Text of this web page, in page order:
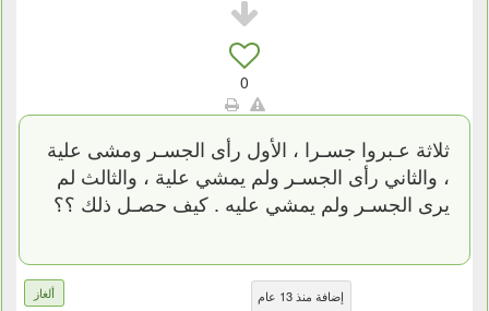
0
ثلاثة عـبروا جسـرا ، الأول رأى الجسـر ومشى علية
، والثاني رأى الجسـر ولم يمشي علية ، والثالث لم
يرى الجسـر ولم يمشي عليه . كيف حصـل ذلك ؟؟
ألغاز
إضافة منذ 13 عام